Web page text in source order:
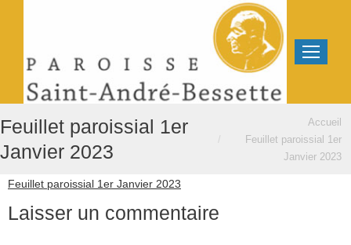
Feuillet paroissial 1er
Janvier 2023
Accueil
Feuillet paroissial 1er
Janvier 2023
Feuillet paroissial 1er Janvier 2023
Laisser un commentaire